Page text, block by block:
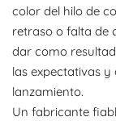
color del hilo de
retraso o falta de
dar como
las expectativas
lanzamiento.
Un fabricante